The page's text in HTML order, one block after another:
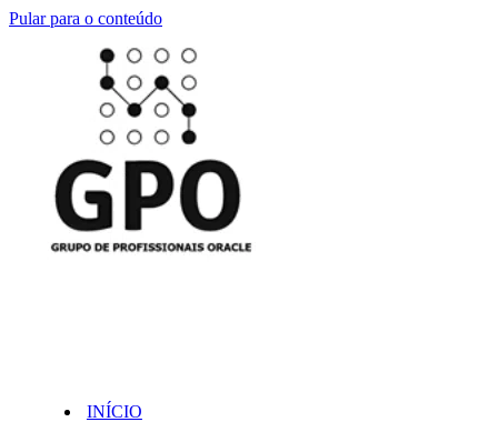
Pular para o conteúdo
INÍCIO